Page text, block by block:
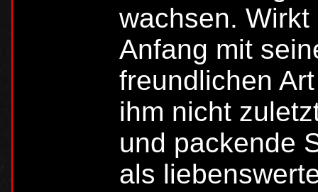
wachsen.
Anfang mit
freundlichen
ihm nicht
und packende
als